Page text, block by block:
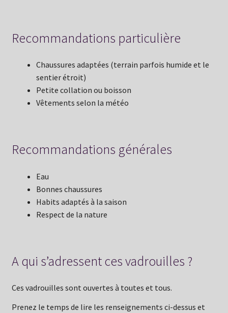
Recommandations particulière
Chaussures adaptées (terrain parfois humide et le
sentier étroit)
Petite collation ou boisson
Vêtements selon la météo
Recommandations générales
Eau
Bonnes chaussures
Habits adaptés à la saison
Respect de la nature
A qui s’adressent ces vadrouilles ?
Ces vadrouilles sont ouvertes à toutes et tous.
Prenez le temps de lire les renseignements ci-dessus et